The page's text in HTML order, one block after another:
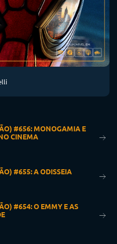
#656: MONOGAMIA E
CINEMA
#655: A ODISSEIA
#654: O EMMY E AS